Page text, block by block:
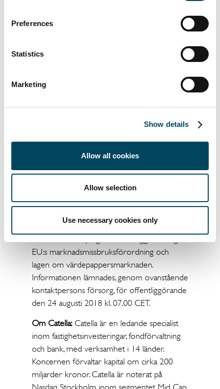
Preferences
Statistics
Marketing
Show details
Allow all cookies
Allow selection
Use necessary cookies only
förvaltningsavgift. För att den
prestationsbaserade förvalt-ningsavgiften ska
intäktsföras krävs det att avkastningen är
som avräknats (High watermark). Således kan
högre, lägre eller utebli jämfört med angivet
För ytterligare information, vänligen
Knut Pedersen
knut.pedersen@catella.se
Denna information är sådan information som
EU:s marknadsmissbruksförordning och
lagen om värdepappersmarknaden.
Informationen lämnades, genom ovanstående
kontaktpersons försorg, för offentliggörande
den 24 augusti 2018 kl. 07.00 CET.
Om Catella:Catella är en ledande specialist
inom fastighetsinvesteringar, fondförvaltning
och bank, med verksamhet i 14 länder.
Koncernen förvaltar kapital om cirka 200
miljarder kronor. Catella är noterat på